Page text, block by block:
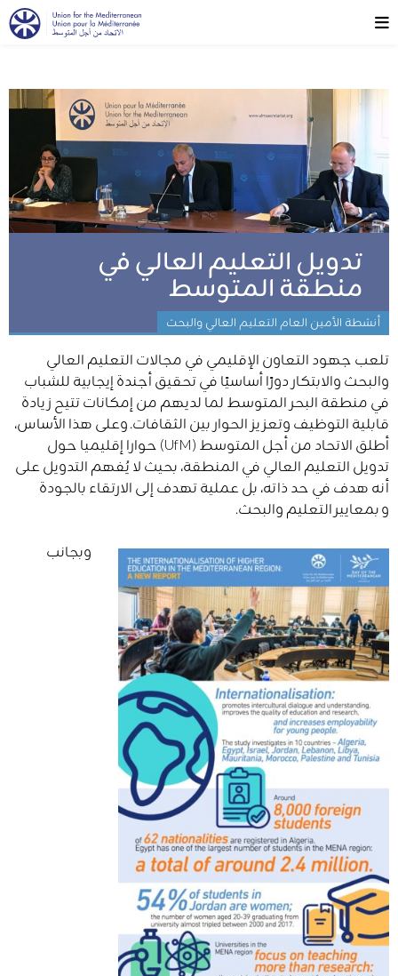
تدويل التعليم العالي في
منطقة المتوسط
أنشطة الأمين العام التعليم العالي والبحث
تلعب جهود التعاون الإقليمي في مجالات التعليم العالي
والبحث والابتكار دورًا أساسيًا في تحقيق أجندة إيجابية للشباب
في منطقة البحر المتوسط لما لديهم من إمكانات تتيح زيادة
قابلية التوظيف وتعزيز الحوار بين الثقافات. وعلى هذا الأساس،
أطلق الاتحاد من أجل المتوسط (UfM) حوارا إقليميا حول
تدويل التعليم العالي في المنطقة، بحيث لا يُفهم التدويل على
أنه هدف في حد ذاته، بل عملية تهدف إلى الارتقاء بالجودة
و بمعايير التعليم والبحث.
وبجانب